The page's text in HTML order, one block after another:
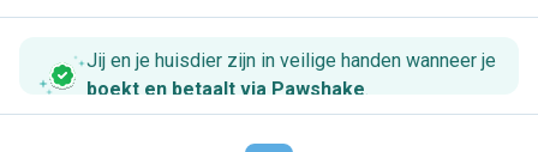
Jij en je huisdier zijn in veilige handen wanneer je
boekt en betaalt via Pawshake.